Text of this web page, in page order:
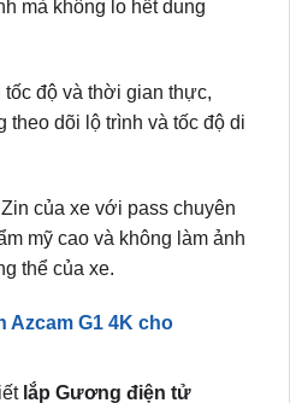
độ và thời gian thực,
của xe với pass chuyên
thể của xe.
G1 4K cho
lắp Gương điện tử
để được tư vấn và hỗ trợ